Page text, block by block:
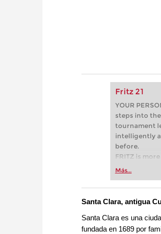
Fritz 21
YOUR
steps into
tournament
intelligently
before.
FRITZ is
Whether
more
approach
Más...
Santa Clara, antigua
Santa Clara es una
fundada en 1689 por